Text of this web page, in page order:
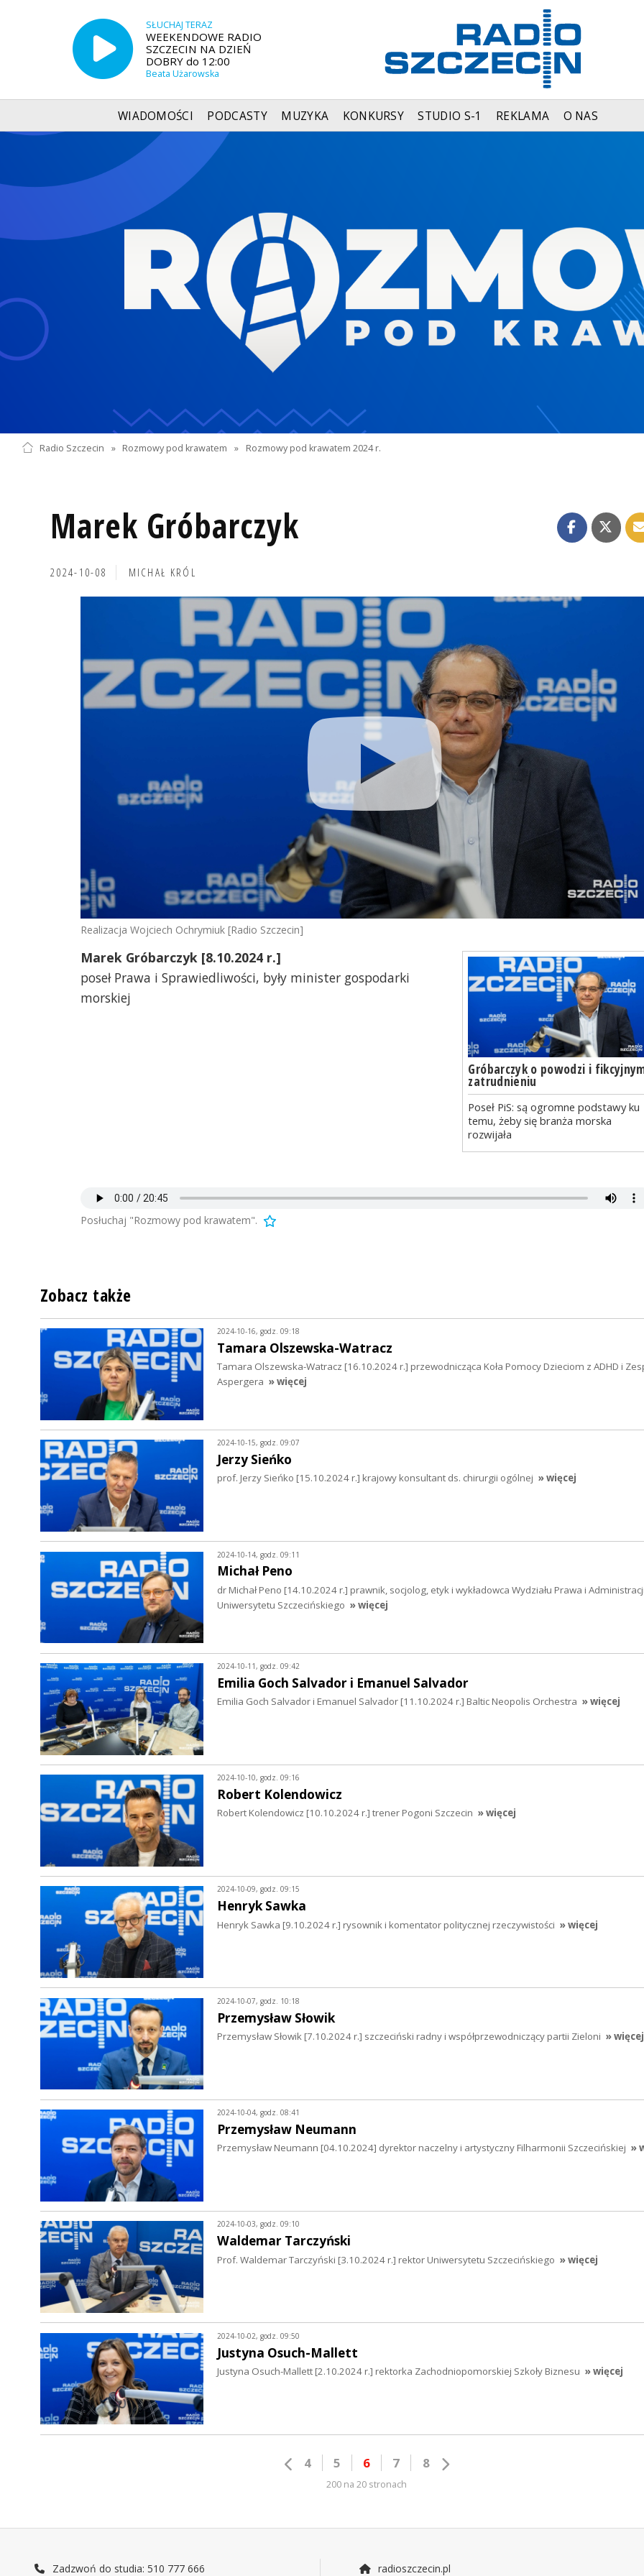
SŁUCHAJ TERAZ
WEEKENDOWE RADIO
SZCZECIN NA DZIEŃ
DOBRY do 12:00
Beata Użarowska
WIADOMOŚCI PODCASTY MUZYKA KONKURSY STUDIO S-1 REKLAMA O NAS
Radio Szczecin » Rozmowy pod krawatem » Rozmowy pod krawatem 2024 r.
Marek Gróbarczyk
2024-10-08 MICHAŁ KRÓL
Realizacja Wojciech Ochrymiuk [Radio Szczecin]
Gróbarczyk o powodzi i
zatrudnieniu
Poseł PiS: są ogromne podstawy ku
temu, żeby się branża morska
rozwijała
Marek Gróbarczyk [8.10.2024 r.]
poseł Prawa i Sprawiedliwości, były minister gospodarki
morskiej
Posłuchaj "Rozmowy pod krawatem".
Zobacz także
2024-10-16, godz. 09:18
Tamara Olszewska-Watracz
Tamara Olszewska-Watracz [16.10.2024 r.] przewodnicząca Koła Pomocy Dzieciom z ADHD i
Aspergera » więcej
2024-10-15, godz. 09:07
Jerzy Sieńko
prof. Jerzy Sieńko [15.10.2024 r.] krajowy konsultant ds. chirurgii ogólnej » więcej
2024-10-14, godz. 09:11
Michał Peno
dr Michał Peno [14.10.2024 r.] prawnik, socjolog, etyk i wykładowca Wydziału Prawa i
Uniwersytetu Szczecińskiego » więcej
2024-10-11, godz. 09:42
Emilia Goch Salvador i Emanuel Salvador
Emilia Goch Salvador i Emanuel Salvador [11.10.2024 r.] Baltic Neopolis Orchestra » więcej
2024-10-10, godz. 09:16
Robert Kolendowicz
Robert Kolendowicz [10.10.2024 r.] trener Pogoni Szczecin » więcej
2024-10-09, godz. 09:15
Henryk Sawka
Henryk Sawka [9.10.2024 r.] rysownik i komentator politycznej rzeczywistości » więcej
2024-10-07, godz. 10:18
Przemysław Słowik
Przemysław Słowik [7.10.2024 r.] szczeciński radny i współprzewodniczący partii Zieloni » więcej
2024-10-04, godz. 08:41
Przemysław Neumann
Przemysław Neumann [04.10.2024] dyrektor naczelny i artystyczny Filharmonii Szczecińskiej »
2024-10-03, godz. 09:10
Waldemar Tarczyński
Prof. Waldemar Tarczyński [3.10.2024 r.] rektor Uniwersytetu Szczecińskiego » więcej
2024-10-02, godz. 09:50
Justyna Osuch-Mallett
Justyna Osuch-Mallett [2.10.2024 r.] rektorka Zachodniopomorskiej Szkoły Biznesu » więcej
4 5 6 7 8
200 na 20 stronach
Zadzwoń do studia: 510 777 666 radioszczecin.pl